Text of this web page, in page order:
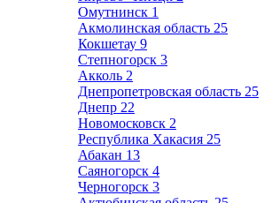
Омутнинск 1
Акмолинская область 25
Кокшетау 9
Степногорск 3
Акколь 2
Днепропетровская область 25
Днепр 22
Новомосковск 2
Республика Хакасия 25
Абакан 13
Саяногорск 4
Черногорск 3